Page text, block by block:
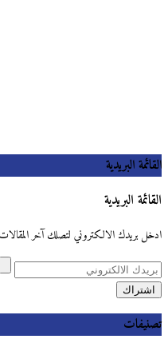
القائمة البريدية
القائمة البريدية
ادخل بريدك الالكتروني لتصلك آخر المقالات
تصنيفات